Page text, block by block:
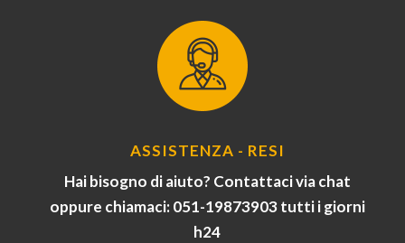
ASSISTENZA - RESI
Hai bisogno di aiuto? Contattaci via chat
oppure chiamaci: 051-19873903 tutti i giorni
h24